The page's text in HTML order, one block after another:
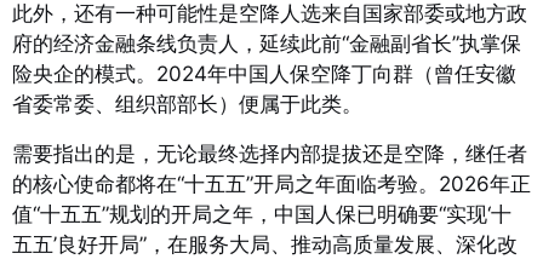
此外，还有一种可能性是空降人选来自国家部委或地方政
府的经济金融条线负责人，延续此前“金融副省长”执掌保
险央企的模式。2024年中国人保空降丁向群（曾任安徽
省委常委、组织部部长）便属于此类。
需要指出的是，无论最终选择内部提拔还是空降，继任者
的核心使命都将在“十五五”开局之年面临考验。2026年正
值“十五五”规划的开局之年，中国人保已明确要“实现‘十
五五’良好开局”，在服务大局、推动高质量发展、深化改